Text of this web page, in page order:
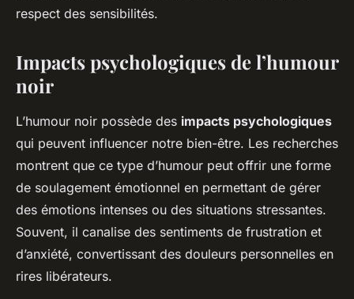
respect des sensibilités.
Impacts psychologiques de l’humour
noir
L’humour noir possède des impacts psychologiques
qui peuvent influencer notre bien-être. Les recherches
montrent que ce type d’humour peut offrir une forme
de soulagement émotionnel en permettant de gérer
des émotions intenses ou des situations stressantes.
Souvent, il canalise des sentiments de frustration et
d’anxiété, convertissant des douleurs personnelles en
rires libérateurs.